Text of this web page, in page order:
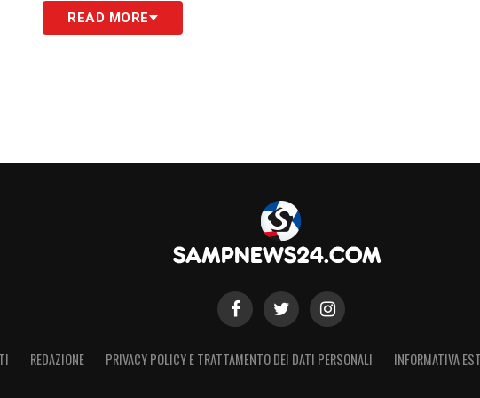
NEWSREAD MORE
REDAZIONE PRIVACY POLICY E TRATTAMENTO DEI DATI PERSONALI INFORMATIVA